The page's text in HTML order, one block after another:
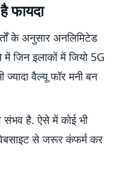
फायदा
के अनुसार अनलिमिटेड
जिन इलाकों में जियो 5G
वैल्यू फॉर मनी बन
है. ऐसे में कोई भी
से जरूर कंफर्म कर